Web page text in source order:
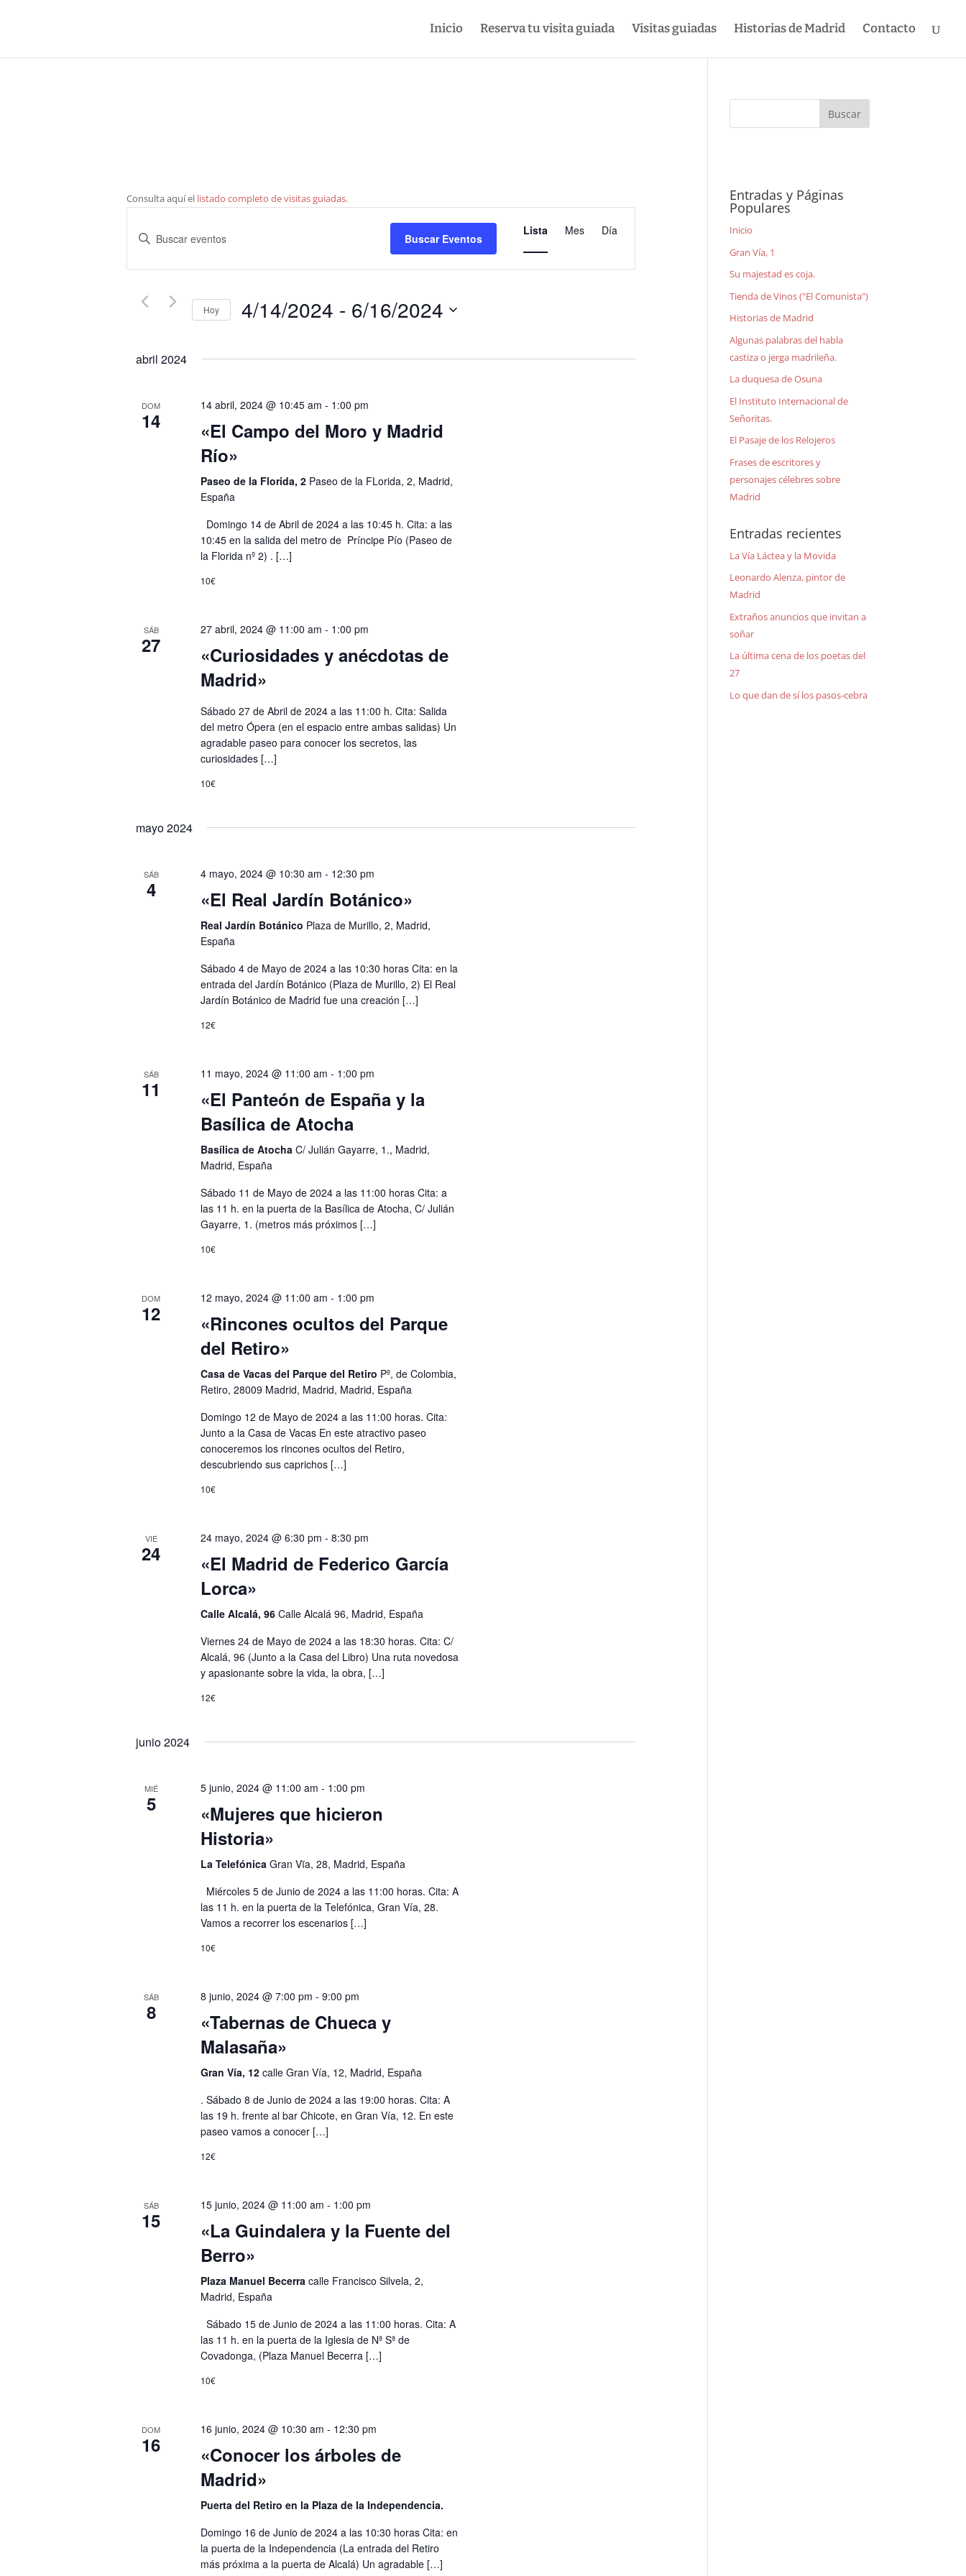
Inicio Reserva tu visita guiada Visitas guiadas Historias de Madrid Contacto
Consulta aquí el listado completo de visitas guiadas.
Navegación
de
y
vistas
de
Eventos
Introduce
palabra
Busca
Buscar Eventos
Navegación
de
Lista Mes Día
Hoy 4/14/2024 - 6/16/2024
abril 2024
DOM
14
14 abril, 2024 @ 10:45 am - 1:00 pm
«El Campo del Moro y Madrid
Río»
Paseo de la Florida, 2 Paseo de la FLorida, 2, Madrid,
España
Domingo 14 de Abril de 2024 a las 10:45 h. Cita: a las
10:45 en la salida del metro de Príncipe Pío (Paseo de
la Florida nº 2) . […]
10€
SÁB
27
27 abril, 2024 @ 11:00 am - 1:00 pm
«Curiosidades y anécdotas de
Madrid»
Sábado 27 de Abril de 2024 a las 11:00 h. Cita: Salida
del metro Ópera (en el espacio entre ambas salidas) Un
agradable paseo para conocer los secretos, las
curiosidades […]
10€
mayo 2024
SÁB
4
4 mayo, 2024 @ 10:30 am - 12:30 pm
«El Real Jardín Botánico»
Real Jardín Botánico Plaza de Murillo, 2, Madrid,
España
Sábado 4 de Mayo de 2024 a las 10:30 horas Cita: en la
entrada del Jardín Botánico (Plaza de Murillo, 2) El Real
Jardín Botánico de Madrid fue una creación […]
12€
SÁB
11
11 mayo, 2024 @ 11:00 am - 1:00 pm
«El Panteón de España y la
Basílica de Atocha
Basílica de AtochaC/ Julián Gayarre, 1., Madrid,
Madrid, España
Sábado 11 de Mayo de 2024 a las 11:00 horas Cita: a
las 11 h. en la puerta de la Basílica de Atocha, C/ Julián
Gayarre, 1. (metros más próximos […]
10€
DOM
12
12 mayo, 2024 @ 11:00 am - 1:00 pm
«Rincones ocultos del Parque
del Retiro»
Casa de Vacas del Parque del Retiro Pº, de Colombia,
Retiro, 28009 Madrid, Madrid, Madrid, España
Domingo 12 de Mayo de 2024 a las 11:00 horas. Cita:
Junto a la Casa de Vacas En este atractivo paseo
conoceremos los rincones ocultos del Retiro,
descubriendo sus caprichos […]
10€
VIE
24
24 mayo, 2024 @ 6:30 pm -8:30 pm
«El Madrid de Federico García
Lorca»
Calle Alcalá, 96Calle Alcalá 96, Madrid, España
Viernes 24 de Mayo de 2024 a las 18:30 horas. Cita: C/
Alcalá, 96 (Junto a la Casa del Libro) Una ruta novedosa
y apasionante sobre la vida, la obra, […]
12€
junio 2024
MIÉ
5
5 junio, 2024 @ 11:00 am - 1:00 pm
«Mujeres que hicieron
Historia»
La TelefónicaGran Vïa, 28, Madrid, España
Miércoles 5 de Junio de 2024 a las 11:00 horas. Cita: A
las 11 h. en la puerta de la Telefónica, Gran Vía, 28.
Vamos a recorrer los escenarios […]
10€
SÁB
8
8 junio, 2024 @ 7:00 pm -9:00 pm
«Tabernas de Chueca y
Malasaña»
Gran Vía, 12calle Gran Vía, 12, Madrid, España
. Sábado 8 de Junio de 2024 a las 19:00 horas. Cita: A
las 19 h. frente al bar Chicote, en Gran Vía, 12. En este
paseo vamos a conocer […]
12€
SÁB
15
15 junio, 2024 @ 11:00 am - 1:00 pm
«La Guindalera y la Fuente del
Berro»
Plaza Manuel Becerracalle Francisco Silvela, 2,
Madrid, España
Sábado 15 de Junio de 2024 a las 11:00 horas. Cita: A
las 11 h. en la puerta de la Iglesia de Nª Sª de
Covadonga, (Plaza Manuel Becerra […]
10€
DOM
16
16 junio, 2024 @ 10:30 am - 12:30 pm
«Conocer los árboles de
Madrid»
Puerta del Retiro en la Plaza de la Independencia.
Domingo 16 de Junio de 2024 a las 10:30 horas Cita: en
la puerta de la Independencia (La entrada del Retiro
más próxima a la puerta de Alcalá) Un agradable […]
Entradas y Páginas
Populares
Inicio
Gran Vía, 1
Su majestad es coja.
Tienda de Vinos ("El Comunista")
Historias de Madrid
Algunas palabras del habla
castiza o jerga madrileña.
La duquesa de Osuna
El Instituto Internacional de
Señoritas.
El Pasaje de los Relojeros
Frases de escritores y
personajes célebres sobre
Madrid
Entradas recientes
La Vía Láctea y la Movida
Leonardo Alenza, pintor de
Madrid
Extraños anuncios que invitan a
soñar
La última cena de los poetas del
27
Lo que dan de sí los pasos-cebra